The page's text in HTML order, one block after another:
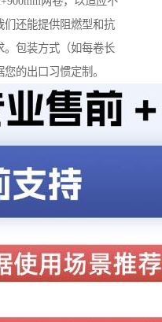
们还能提供阻燃型和抗
。包装方式（如每卷长
的出口习惯定制。